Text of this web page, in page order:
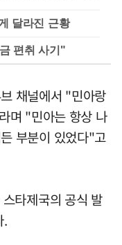
달라진 근황
편취 사기"
채널에서 "민아랑
며 "민아는 항상 나
부분이 있었다"고
타제국의 공식 발
.